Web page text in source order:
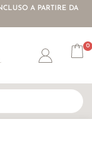
A PARTIRE DA
Account
0